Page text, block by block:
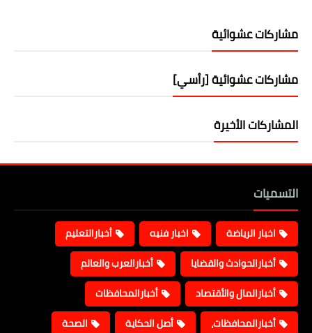
مشاركات عشوائية
مشاركات عشوائية [رأسي]
المشاركات الأخيرة
التسميات
اخبار الرياضة اخبار فنيه
أخبارالتعليم
أخبارالحوادث والقضايا
أخبارالعرب والعالم
أخبارالمال والأقتصاد
أخبارالمحافظات
أخبارالمحافظات،
أصل الحكاية
الصحة